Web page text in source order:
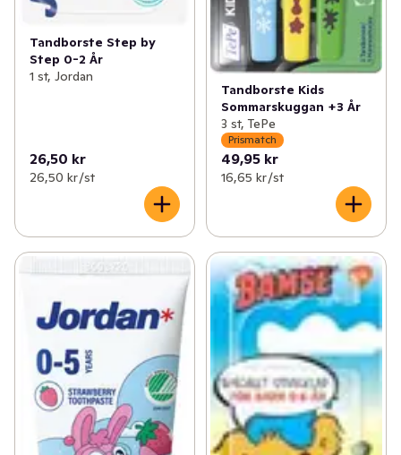
Tandborste Step by
Step 0-2 År
1 st, Jordan
26,50 kr
26,50 kr /st
Tandborste Kids
Sommarskuggan +3 År
3 st, TePe
Prismatch
49,95 kr
16,65 kr /st